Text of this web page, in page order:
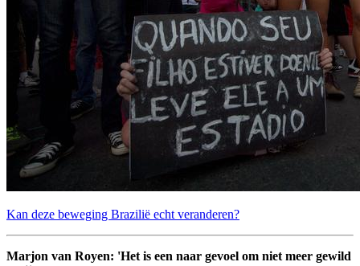
Kan deze beweging Brazilië echt veranderen?
Marjon van Royen: 'Het is een naar gevoel om niet meer gewild